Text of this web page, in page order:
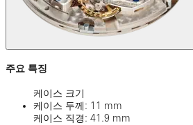
주요 특징
케이스 크기
케이스 두께: 11 mm
케이스 직경: 41.9 mm